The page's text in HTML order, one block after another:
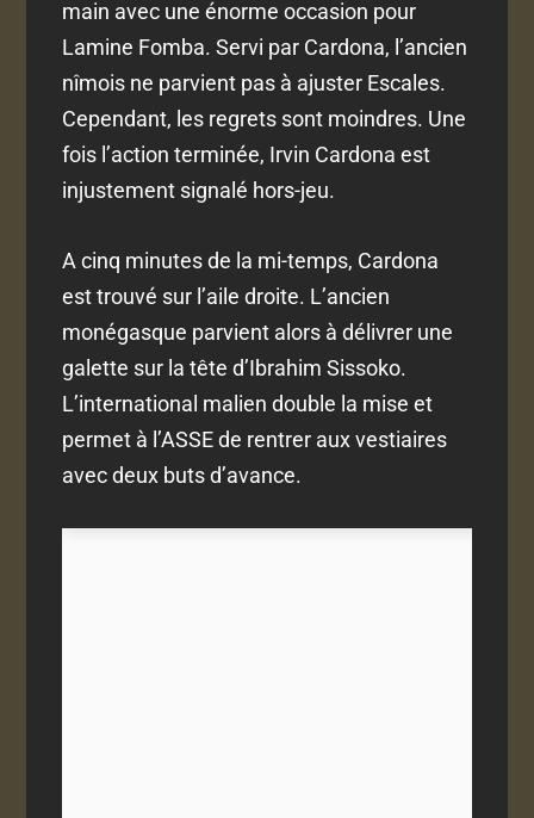
main avec une énorme occasion pour
Lamine Fomba. Servi par Cardona, l’ancien
nîmois ne parvient pas à ajuster Escales.
Cependant, les regrets sont moindres. Une
fois l’action terminée, Irvin Cardona est
injustement signalé hors-jeu.
A cinq minutes de la mi-temps, Cardona
est trouvé sur l’aile droite. L’ancien
monégasque parvient alors à délivrer une
galette sur la tête d’Ibrahim Sissoko.
L’international malien double la mise et
permet à l’ASSE de rentrer aux vestiaires
avec deux buts d’avance.